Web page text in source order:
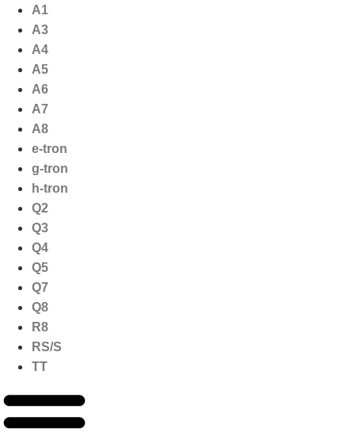
naar
inhoud
A1
A3
A4
A5
A6
A7
A8
e-tron
g-tron
h-tron
Q2
Q3
Q4
Q5
Q7
Q8
R8
RS/S
TT